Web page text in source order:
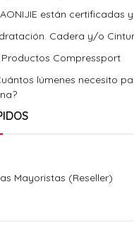
están certificadas
Cadera y/o
Productos Compressport
lúmenes necesito
Mayoristas (Reseller)